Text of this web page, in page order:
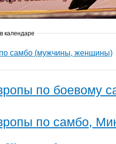
календаре
самбо (мужчины, женщины)
по боевому
по самбо,